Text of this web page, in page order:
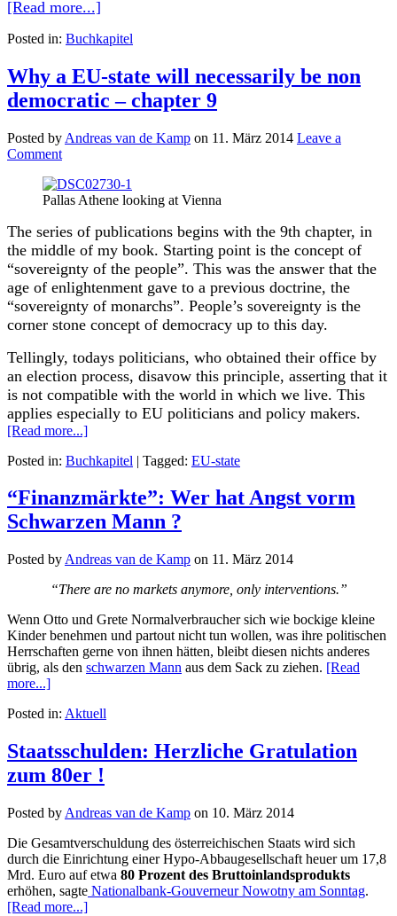
[Read more...]
Posted in: Buchkapitel
Why a EU-state will necessarily be non
democratic – chapter 9
Posted by Andreas van de Kamp on 11. März 2014 Leave a
Comment
Pallas Athene looking at Vienna
The series of publications begins with the 9th chapter, in
the middle of my book. Starting point is the concept of
“sovereignty of the people”. This was the answer that the
age of enlightenment gave to a previous doctrine, the
“sovereignty of monarchs”. People’s sovereignty is the
corner stone concept of democracy up to this day.
Tellingly, todays politicians, who obtained their office by
an election process, disavow this principle, asserting that it
is not compatible with the world in which we live. This
applies especially to EU politicians and policy makers.
[Read more...]
Posted in: Buchkapitel | Tagged: EU-state
“Finanzmärkte”: Wer hat Angst vorm
Schwarzen Mann ?
Posted by Andreas van de Kamp on 11. März 2014
“There are no markets anymore, only interventions.”
Wenn Otto und Grete Normalverbraucher sich wie bockige kleine
Kinder benehmen und partout nicht tun wollen, was ihre politischen
Herrschaften gerne von ihnen hätten, bleibt diesen nichts anderes
übrig, als den schwarzen Mann aus dem Sack zu ziehen. [Read
more...]
Posted in: Aktuell
Staatsschulden: Herzliche Gratulation
zum 80er !
Posted by Andreas van de Kamp on 10. März 2014
Die Gesamtverschuldung des österreichischen Staats wird sich
durch die Einrichtung einer Hypo-Abbaugesellschaft heuer um 17,8
Mrd. Euro auf etwa 80 Prozent des Bruttoinlandsprodukts
erhöhen, sagte Nationalbank-Gouverneur Nowotny am Sonntag.
[Read more...]